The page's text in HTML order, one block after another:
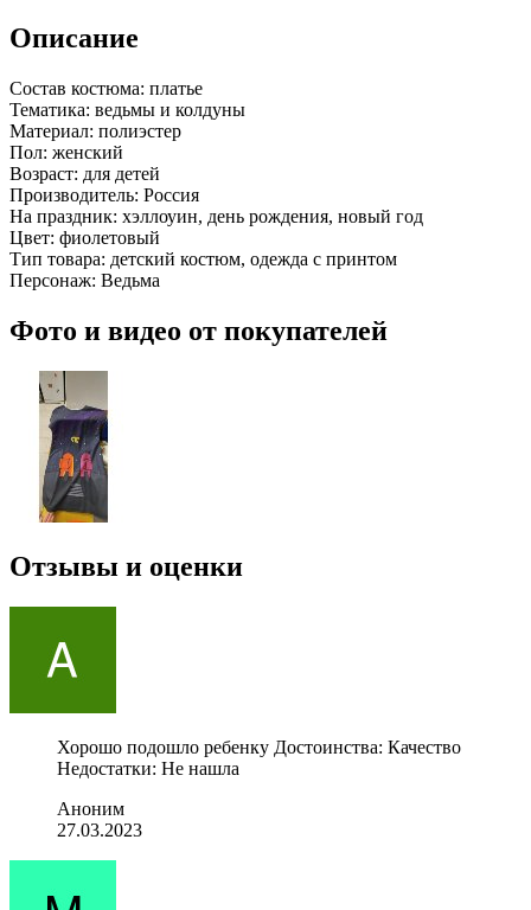
Описание
Состав костюма: платье
Тематика: ведьмы и колдуны
Материал: полиэстер
Пол: женский
Возраст: для детей
Производитель: Россия
На праздник: хэллоуин, день рождения, новый год
Цвет: фиолетовый
Тип товара: детский костюм, одежда с принтом
Персонаж: Ведьма
Фото и видео от покупателей
Отзывы и оценки
Хорошо подошло ребенку Достоинства: Качество
Недостатки: Не нашла
Аноним
27.03.2023